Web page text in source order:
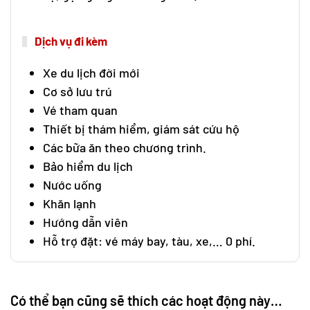
Dịch vụ đi kèm
Xe du lịch đời mới
Cơ sở lưu trú
Vé tham quan
Thiết bị thám hiểm, giám sát cứu hộ
Các bữa ăn theo chương trình.
Bảo hiểm du lịch
Nước uống
Khăn lạnh
Hướng dẫn viên
Hỗ trợ đặt: vé máy bay, tàu, xe,… 0 phí.
Có thể bạn cũng sẽ thích các hoạt động này…